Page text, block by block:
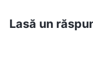
cuvântul lui
Lasă un